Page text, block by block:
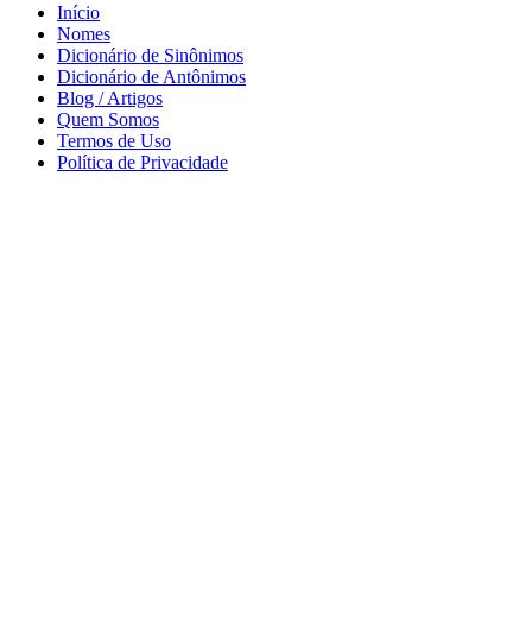
Início
Nomes
Dicionário de Sinônimos
Dicionário de Antônimos
Blog / Artigos
Quem Somos
Termos de Uso
Política de Privacidade